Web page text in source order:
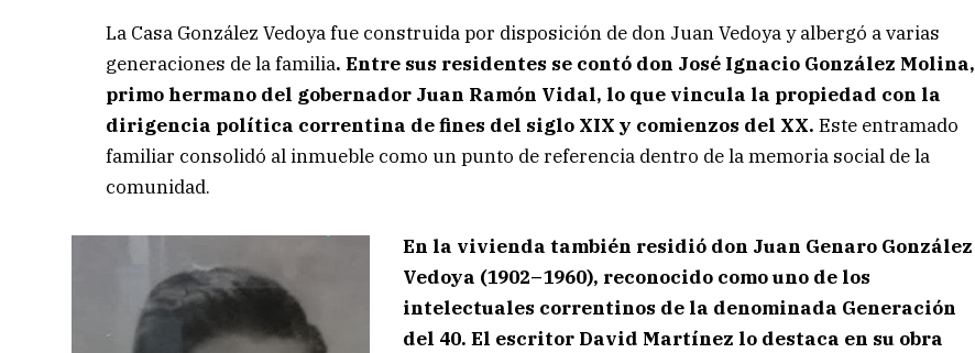
La Casa González Vedoya fue construida por disposición de don Juan Vedoya y albergó a varias
generaciones de la familia. Entre sus residentes se contó don José Ignacio González Molina,
primo hermano del gobernador Juan Ramón Vidal, lo que vincula la propiedad con la
dirigencia política correntina de fines del siglo XIX y comienzos del XX.Este entramado
familiar consolidó al inmueble como un punto de referencia dentro de la memoria social de la
comunidad.
En la vivienda también residió don Juan Genaro González
Vedoya (1902–1960), reconocido como uno de los
intelectuales correntinos de la denominada Generación
del 40. El escritor David Martínez lo destaca en su obra